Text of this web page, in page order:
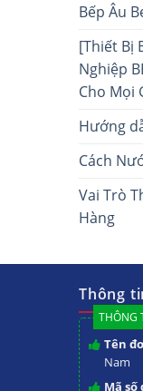
Bếp Âu
[Thiết Bị
Nghiệp
Cho Mọi
Hướng
Cách
Vai Trò
Hàng
Thông
THÔNG
Tên
Nam
Mã